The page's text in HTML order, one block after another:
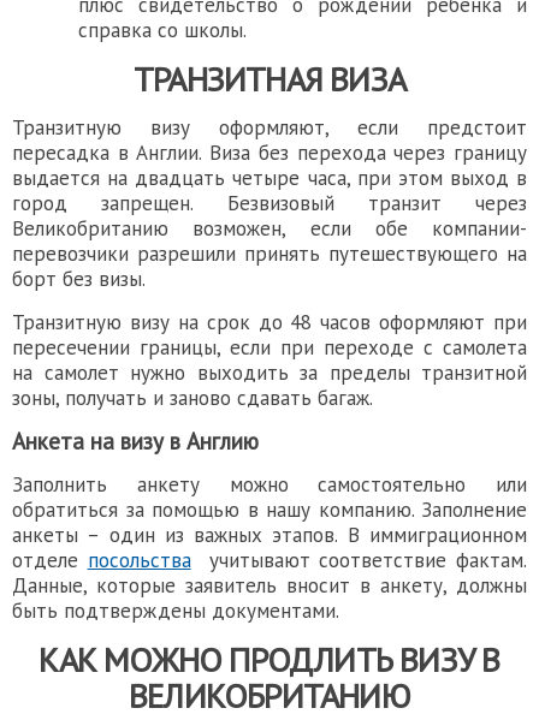
справка со школы.
ТРАНЗИТНАЯ ВИЗА
Транзитную визу оформляют, если предстоит
пересадка в Англии. Виза без перехода через границу
выдается на двадцать четыре часа, при этом выход в
город запрещен. Безвизовый транзит через
Великобританию возможен, если обе компании-
перевозчики разрешили принять путешествующего на
борт без визы.
Транзитную визу на срок до 48 часов оформляют при
пересечении границы, если при переходе с самолета
на самолет нужно выходить за пределы транзитной
зоны, получать и заново сдавать багаж.
Анкета на визу в Англию
Заполнить анкету можносамостоятельно или
обратиться за помощью в нашу компанию. Заполнение
анкеты – один из важных этапов. В иммиграционном
отделе посольстваучитывают соответствие фактам.
Данные, которые заявитель вносит в анкету, должны
быть подтверждены документами.
КАК МОЖНО ПРОДЛИТЬВИЗУ В
ВЕЛИКОБРИТАНИЮ